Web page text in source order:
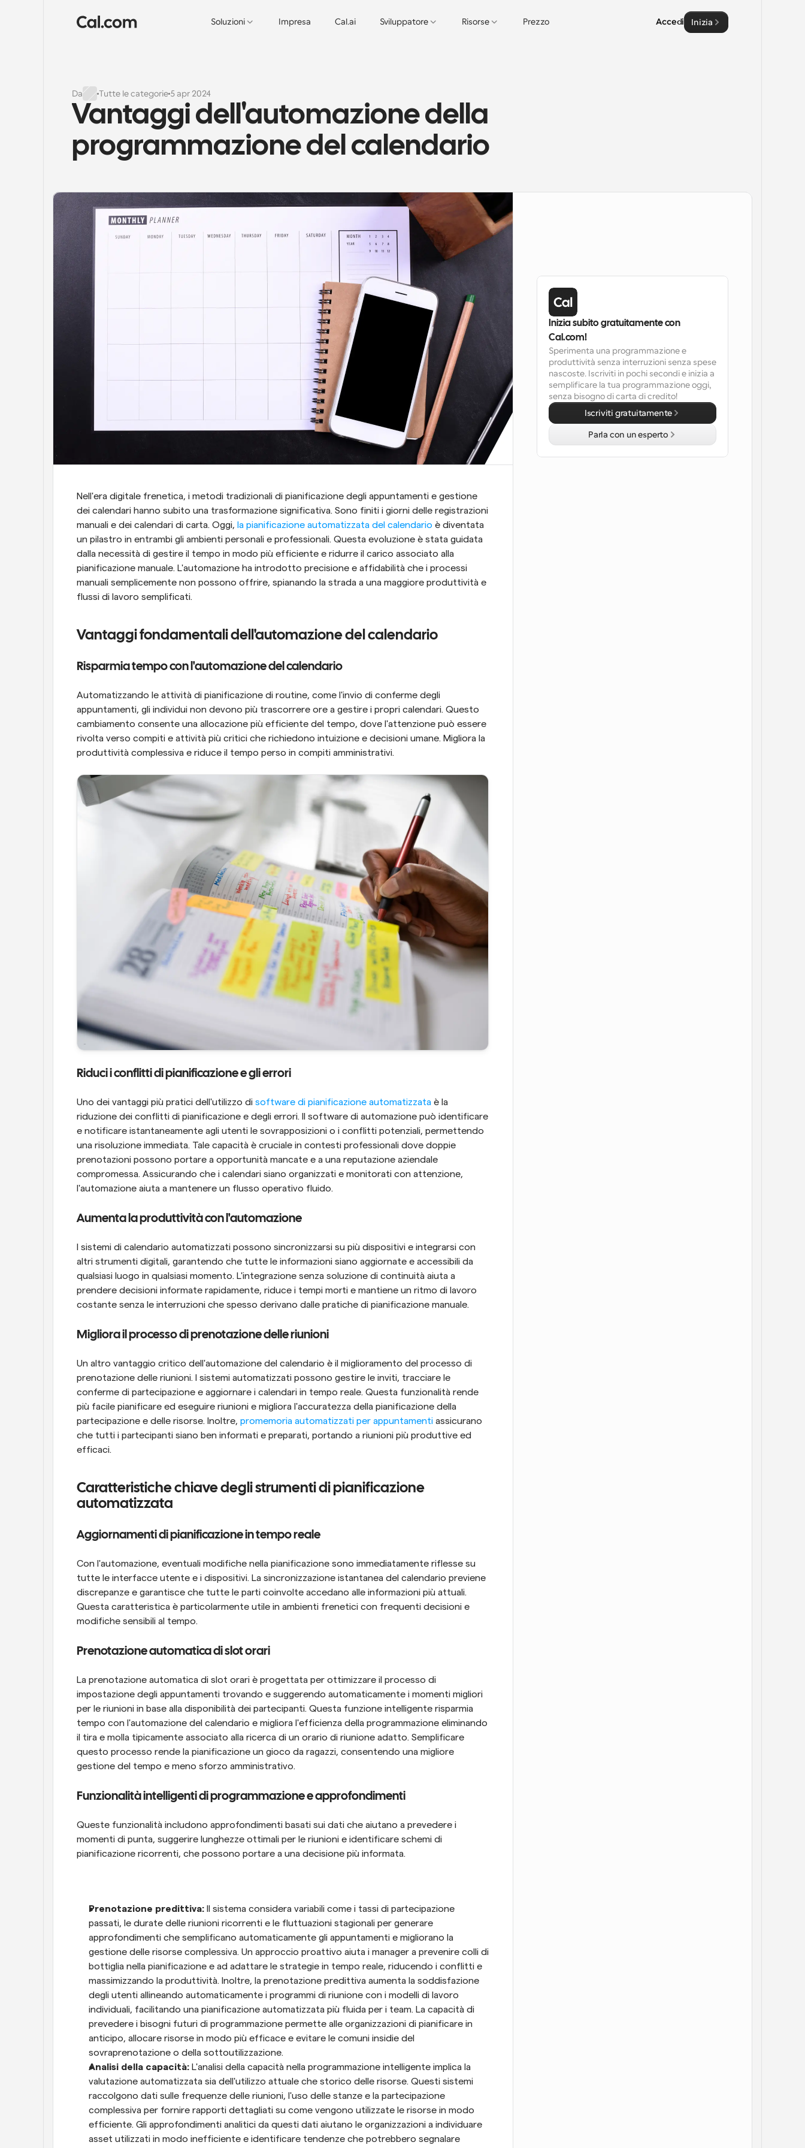
Soluzioni Impresa Cal.ai Sviluppatore Risorse Prezzo Accedi Inizia
Da Tutte le categorie 5 apr 2024
Vantaggi dell'automazione della
programmazione del calendario
Nell'era digitale frenetica, i metodi tradizionali di pianificazione degli appuntamenti e gestione
dei calendari hanno subito una trasformazione significativa. Sono finiti i giorni delle registrazioni
manuali e dei calendari di carta. Oggi, la pianificazione automatizzata del calendario è diventata
un pilastro in entrambi gli ambienti personali e professionali. Questa evoluzione è stata guidata
dalla necessità di gestire il tempo in modo più efficiente e ridurre il carico associato alla
pianificazione manuale. L'automazione ha introdotto precisione e affidabilità che i processi
manuali semplicemente non possono offrire, spianando la strada a una maggiore produttività e
flussi di lavoro semplificati.
Vantaggi fondamentali dell'automazione del calendario
Risparmia tempo con l'automazione del calendario
Automatizzando le attività di pianificazione di routine, come l'invio di conferme degli
appuntamenti, gli individui non devono più trascorrere ore a gestire i propri calendari. Questo
cambiamento consente una allocazione più efficiente del tempo, dove l'attenzione può essere
rivolta verso compiti e attività più critici che richiedono intuizione e decisioni umane. Migliora la
produttività complessiva e riduce il tempo perso in compiti amministrativi.
Riduci i conflitti di pianificazione e gli errori
Uno dei vantaggi più pratici dell'utilizzo di software di pianificazione automatizzata è la
riduzione dei conflitti di pianificazione e degli errori. Il software di automazione può identificare
e notificare istantaneamente agli utenti le sovrapposizioni o i conflitti potenziali, permettendo
una risoluzione immediata. Tale capacità è cruciale in contesti professionali dove doppie
prenotazioni possono portare a opportunità mancate e a una reputazione aziendale
compromessa. Assicurando che i calendari siano organizzati e monitorati con attenzione,
l'automazione aiuta a mantenere un flusso operativo fluido.
Aumenta la produttività con l'automazione
I sistemi di calendario automatizzati possono sincronizzarsi su più dispositivi e integrarsi con
altri strumenti digitali, garantendo che tutte le informazioni siano aggiornate e accessibili da
qualsiasi luogo in qualsiasi momento. L'integrazione senza soluzione di continuità aiuta a
prendere decisioni informate rapidamente, riduce i tempi morti e mantiene un ritmo di lavoro
costante senza le interruzioni che spesso derivano dalle pratiche di pianificazione manuale.
Migliora il processo di prenotazione delle riunioni
Un altro vantaggio critico dell'automazione del calendario è il miglioramento del processo di
prenotazione delle riunioni. I sistemi automatizzati possono gestire le inviti, tracciare le
conferme di partecipazione e aggiornare i calendari in tempo reale. Questa funzionalità rende
più facile pianificare ed eseguire riunioni e migliora l'accuratezza della pianificazione della
partecipazione e delle risorse. Inoltre, promemoria automatizzati per appuntamenti assicurano
che tutti i partecipanti siano ben informati e preparati, portando a riunioni più produttive ed
efficaci.
Caratteristiche chiave degli strumenti di pianificazione
automatizzata
Aggiornamenti di pianificazione in tempo reale
Con l'automazione, eventuali modifiche nella pianificazione sono immediatamente riflesse su
tutte le interfacce utente e i dispositivi. La sincronizzazione istantanea del calendario previene
discrepanze e garantisce che tutte le parti coinvolte accedano alle informazioni più attuali.
Questa caratteristica è particolarmente utile in ambienti frenetici con frequenti decisioni e
modifiche sensibili al tempo.
Prenotazione automatica di slot orari
La prenotazione automatica di slot orari è progettata per ottimizzare il processo di
impostazione degli appuntamenti trovando e suggerendo automaticamente i momenti migliori
per le riunioni in base alla disponibilità dei partecipanti. Questa funzione intelligente risparmia
tempo con l'automazione del calendario e migliora l'efficienza della programmazione eliminando
il tira e molla tipicamente associato alla ricerca di un orario di riunione adatto. Semplificare
questo processo rende la pianificazione un gioco da ragazzi, consentendo una migliore
gestione del tempo e meno sforzo amministrativo.
Funzionalità intelligenti di programmazione e approfondimenti
Queste funzionalità includono approfondimenti basati sui dati che aiutano a prevedere i
momenti di punta, suggerire lunghezze ottimali per le riunioni e identificare schemi di
pianificazione ricorrenti, che possono portare a una decisione più informata.
Prenotazione predittiva: Il sistema considera variabili come i tassi di partecipazione
passati, le durate delle riunioni ricorrenti e le fluttuazioni stagionali per generare
approfondimenti che semplificano automaticamente gli appuntamenti e migliorano la
gestione delle risorse complessiva. Un approccio proattivo aiuta i manager a prevenire colli di
bottiglia nella pianificazione e ad adattare le strategie in tempo reale, riducendo i conflitti e
massimizzando la produttività. Inoltre, la prenotazione predittiva aumenta la soddisfazione
degli utenti allineando automaticamente i programmi di riunione con i modelli di lavoro
individuali, facilitando una pianificazione automatizzata più fluida per i team. La capacità di
prevedere i bisogni futuri di programmazione permette alle organizzazioni di pianificare in
anticipo, allocare risorse in modo più efficace e evitare le comuni insidie del
sovraprenotazione o della sottoutilizzazione.
Analisi della capacità: L'analisi della capacità nella programmazione intelligente implica la
valutazione automatizzata sia dell'utilizzo attuale che storico delle risorse. Questi sistemi
raccolgono dati sulle frequenze delle riunioni, l'uso delle stanze e la partecipazione
complessiva per fornire rapporti dettagliati su come vengono utilizzate le risorse in modo
efficiente. Gli approfondimenti analitici da questi dati aiutano le organizzazioni a individuare
asset utilizzati in modo inefficiente e identificare tendenze che potrebbero segnalare
Inizia subito gratuitamente con
Cal.com!
Sperimenta una programmazione e
produttività senza interruzioni senza spese
nascoste. Iscriviti in pochi secondi e inizia a
semplificare la tua programmazione oggi,
senza bisogno di carta di credito!
Iscriviti gratuitamente
Parla con un esperto